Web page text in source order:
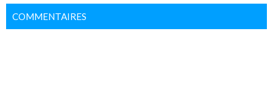
COMMENTAIRES